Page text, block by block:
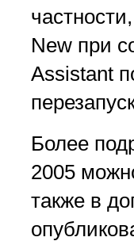
New при
Assistant
Более
2005
также в